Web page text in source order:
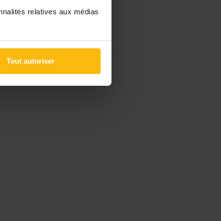
relatives aux médias
Tout autoriser